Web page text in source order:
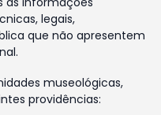
legais,
que não apresentem
museológicas,
providências: